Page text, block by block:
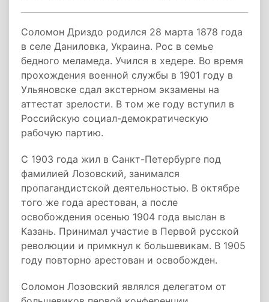
Соломон Дриздо родился 28 марта 1878 года
в селе Даниловка, Украина. Рос в семье
бедного меламеда. Учился в хедере. Во время
прохождения военной службы в 1901 году в
Ульяновске сдал экстерном экзамены на
аттестат зрелости. В том же году вступил в
Российскую социал-демократическую
рабочую партию.
С 1903 года жил в Санкт-Петербурге под
фамилией Лозовский, занимался
пропагандистской деятельностью. В октябре
того же года арестован, а после
освобождения осенью 1904 года выслан в
Казань. Принимал участие в Первой русской
революции и примкнул к большевикам. В 1905
году повторно арестован и освобожден.
Соломон Лозовский являлся делегатом от